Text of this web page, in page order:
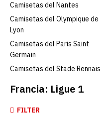
Camisetas del Nantes
Camisetas del Olympique de
Lyon
Camisetas del Paris Saint
Germain
Camisetas del Stade Rennais
Francia: Ligue 1
FILTER